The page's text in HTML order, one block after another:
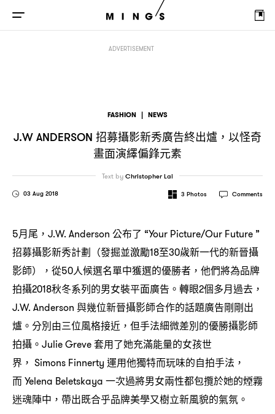
ADVERTISEMENT
FASHION | NEWS
J.W ANDERSON 招募攝影新秀廣告終出爐 ， 以怪奇
畫面演繹偏鋒元素
03 Aug 2018
Text byChristopher Lai
3 Photos Comments
5月尾 ，J.W. Anderson 公布了 “Your Picture/Our Future ”
招募攝影新秀計劃 （發掘並激勵18至30歲新一代的新晉攝
影師）， 從50人候選名單中獲選的優勝者 ， 他們將為品牌
拍攝2018秋冬系列的男女裝平面廣告。轉眼2個多月過去 ，
J.W. Anderson 與幾位新晉攝影師合作的話題廣告剛剛出
爐。分別由三位風格接近 ， 但手法細微差別的優勝攝影師
拍攝。 Julie Greve套用了她充滿能量的女孩世
界 ， Simons Finnerty 運用他獨特而玩味的自拍手法 ，
而Yelena Beletskaya 一次過將男女兩性都包攬於她的煙霧
迷魂陣中 ， 帶出既合乎品牌美學又樹立新風貌的氣氛。
招募攝影新秀廣告終出爐 ，以怪奇畫面演繹偏鋒元素